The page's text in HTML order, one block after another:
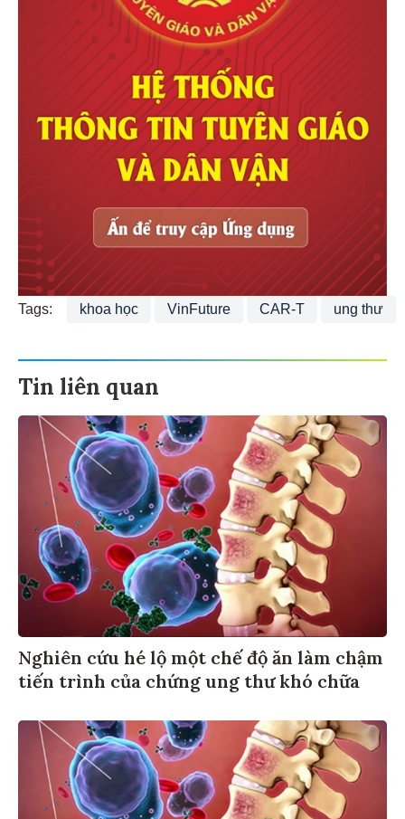
Tags: khoa học VinFuture CAR-T ung thư
Tin liên quan
Nghiên cứu hé lộ một chế độ ăn làm chậm
tiến trình của chứng ung thư khó chữa